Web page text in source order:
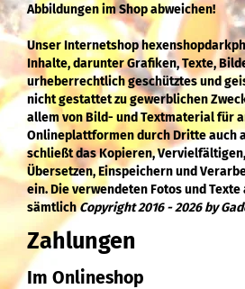
Abbildungen im Shop abweichen!
Unser Internetshop
Inhalte, darunter Grafiken, Texte,
urheberrechtlich geschütztes und
nicht gestattet zu gewerblichen
allem von Bild- und Textmaterial für
Onlineplattformen durch Dritte auch
schließt das Kopieren,
Übersetzen, Einspeichern und
ein. Die verwendeten Fotos und
sämtlichCopyright 2016 - 2026 by
Zahlungen
Im Onlineshop